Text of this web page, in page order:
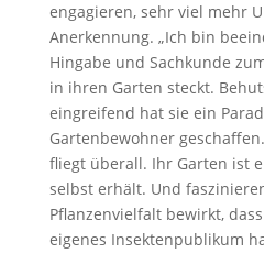
engagieren, sehr viel mehr
Anerkennung. „Ich bin
Hingabe und Sachkunde
in ihren Garten steckt.
eingreifend hat sie ein
Gartenbewohner
fliegt überall. Ihr Garten ist
selbst erhält. Und
Pflanzenvielfalt bewirkt,
eigenes Insektenpublikum